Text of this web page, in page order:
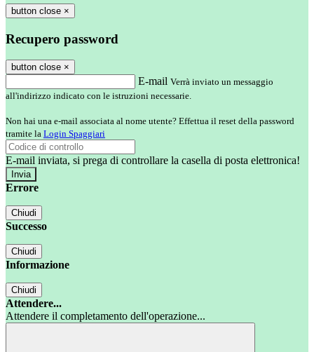
button close ×
Recupero password
button close ×
E-mail Verrà inviato un messaggio
all'indirizzo indicato con le istruzioni necessarie.
Non hai una e-mail associata al nome utente? Effettua il reset della password
tramite la Login Spaggiari
E-mail inviata, si prega di controllare la casella di posta elettronica!
Errore
Chiudi
Successo
Chiudi
Informazione
Chiudi
Attendere...
Attendere il completamento dell'operazione...